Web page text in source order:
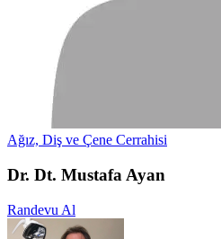
Ağız, Diş ve Çene Cerrahisi
Dr. Dt. Mustafa Ayan
Randevu Al